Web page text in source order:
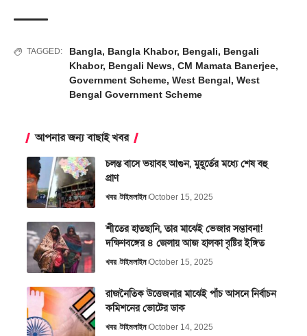
TAGGED: Bangla, Bangla Khabor, Bengali, Bengali
Khabor, Bengali News, CM Mamata Banerjee,
Government Scheme, West Bengal, West
Bengal Government Scheme
আপনার জন্য বাছাই খবর
চলন্ত বাসে ভয়াবহ আগুন, মুহূর্তের মধ্যে শেষ বহু
প্রাণ
খবর টাইমলাইন October 15, 2025
শীতের হাতছানি, তার মাঝেই ভেজার সম্ভাবনা!
দক্ষিণবঙ্গের ৪ জেলায় আজ হালকা বৃষ্টির ইঙ্গিত
খবর টাইমলাইন October 15, 2025
রাজনৈতিক উত্তেজনার মাঝেই পাঁচ আসনে নির্বাচন
কমিশনের ভোটের ডাক
খবর টাইমলাইন October 14, 2025